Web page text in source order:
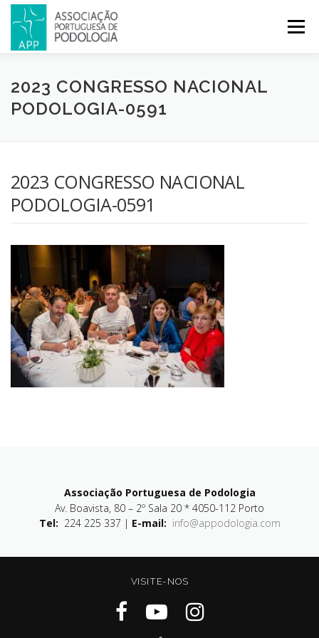
Menu
APP PODOLOGIA LICENCIATURA EM PODOLOGIA
CONGRESSOS REVISTA CONTACTOS
2023 CONGRESSO NACIONAL
PODOLOGIA-0591
2023 CONGRESSO NACIONAL
PODOLOGIA-0591
Associação Portuguesa de Podologia
Av. Boavista, 80 – 2º Sala 20 * 4050-112 Porto
Tel: 224 225 337 | E-mail: info@appodologia.com
VISITE-NOS